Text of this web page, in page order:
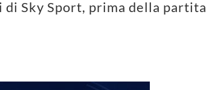
Sky Sport, prima della partita